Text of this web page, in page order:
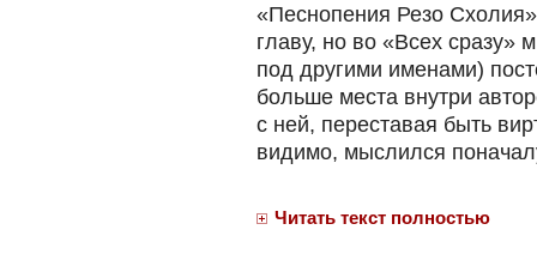
«Песнопения Резо
главу, но во «Всех сразу»
под другими именами)
больше места внутри
с ней, переставая быть
видимо, мыслился
Читать текст полностью